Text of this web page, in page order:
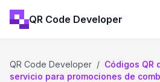
QR Code Developer
QR Code Developer / Códigos QR
servicio para promociones de